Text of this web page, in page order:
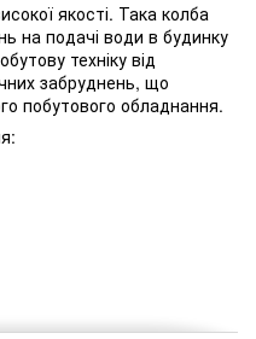
якості. Така колба
на подачі води в будинку
техніку від
забруднень, що
побутового обладнання.